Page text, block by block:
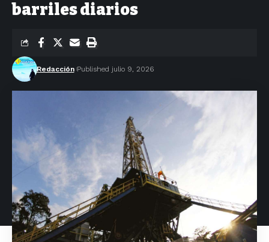
barriles diarios
Redacción Published julio 9, 2026